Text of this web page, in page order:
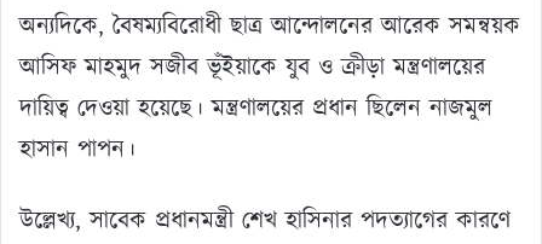
অন্যদিকে, বৈষম্যবিরোধী ছাত্র আন্দোলনের আরেক সমন্বয়ক
আসিফ মাহমুদ সজীব ভূঁইয়াকে যুব ও ক্রীড়া মন্ত্রণালয়ের
দায়িত্ব দেওয়া হয়েছে। মন্ত্রণালয়ের প্রধান ছিলেন নাজমুল
হাসান পাপন।
উল্লেখ্য, সাবেক প্রধানমন্ত্রী শেখ হাসিনার পদত্যাগের কারণে